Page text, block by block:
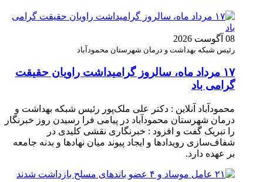
08 آگوست 2026
رئیس شبکه بهداشت و درمان شهرستان محمودآباد
۱۷ مرداد ماه، سالروز گرامیداشت راویان حقیقت
گرامی باد
محمودآباد آنلاین : دکتر علی ملک‌پور رئیس شبکه بهداشت و
درمان شهرستان محمودآباد در پیامی فرا رسیدن روز خبرنگار
را تبریک گفت و افزود : خبرنگاری نقشی کلیدی در
شفاف‌سازی رویدادها و ایجاد پیوند میان نهادها و بدنه جامعه
بر عهده دارد.